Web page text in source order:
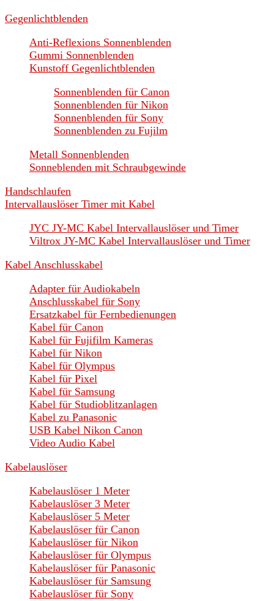
Gegenlichtblenden
Anti-Reflexions Sonnenblenden
Gummi Sonnenblenden
Kunstoff Gegenlichtblenden
Sonnenblenden für Canon
Sonnenblenden für Nikon
Sonnenblenden für Sony
Sonnenblenden zu Fujilm
Metall Sonnenblenden
Sonneblenden mit Schraubgewinde
Handschlaufen
Intervallauslöser Timer mit Kabel
JYC JY-MC Kabel Intervallauslöser und Timer
Viltrox JY-MC Kabel Intervallauslöser und Timer
Kabel Anschlusskabel
Adapter für Audiokabeln
Anschlusskabel für Sony
Ersatzkabel für Fernbedienungen
Kabel für Canon
Kabel für Fujifilm Kameras
Kabel für Nikon
Kabel für Olympus
Kabel für Pixel
Kabel für Samsung
Kabel für Studioblitzanlagen
Kabel zu Panasonic
USB Kabel Nikon Canon
Video Audio Kabel
Kabelauslöser
Kabelauslöser 1 Meter
Kabelauslöser 3 Meter
Kabelauslöser 5 Meter
Kabelauslöser für Canon
Kabelauslöser für Nikon
Kabelauslöser für Olympus
Kabelauslöser für Panasonic
Kabelauslöser für Samsung
Kabelauslöser für Sony